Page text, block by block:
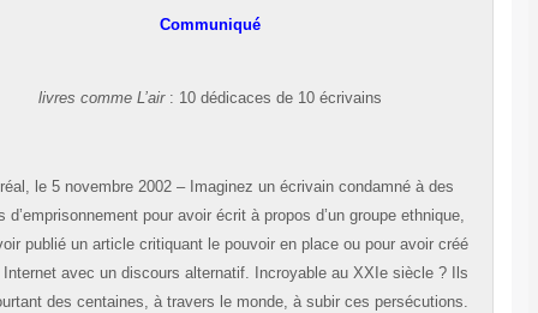
Communiqué
livres comme L’air: 10 dédicaces de 10 écrivains
Montréal, le 5 novembre 2002 – Imaginez un écrivain condamné à des
années d’emprisonnement pour avoir écrit à propos d’un groupe ethnique,
pour avoir publié un article critiquant le pouvoir en place ou pour avoir
un site Internet avec un discours alternatif. Incroyable au XXIe siècle ?
sont pourtant des centaines, à travers le monde, à subir ces